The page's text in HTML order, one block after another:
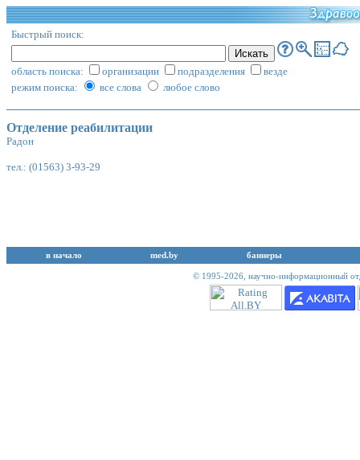
Быстрый поиск:
область поиска: организации подразделения
везде
режим поиска:
все слова любое слово
Отделение реабилитации
Радон
тел.: (01563) 3-93-29
в начало med.by баннеры
© 1995-2026, научно-информационный